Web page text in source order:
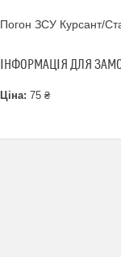
Погон ЗСУ Курсант/
ІНФОРМАЦІЯ ДЛЯ
Ціна: 75 ₴